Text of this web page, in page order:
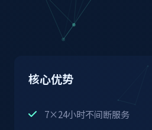
核心优势
7×24小时不间断服务